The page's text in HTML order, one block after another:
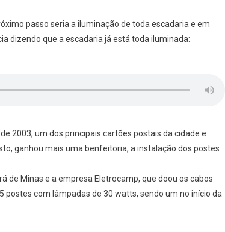
passo seria a iluminação de toda escadaria e em
dizendo que a escadaria já está toda iluminada:
2003, um dos principais cartões postais da cidade e
ganhou mais uma benfeitoria, a instalação dos postes
de Minas e a empresa Eletrocamp, que doou os cabos
com lâmpadas de 30 watts, sendo um no início da